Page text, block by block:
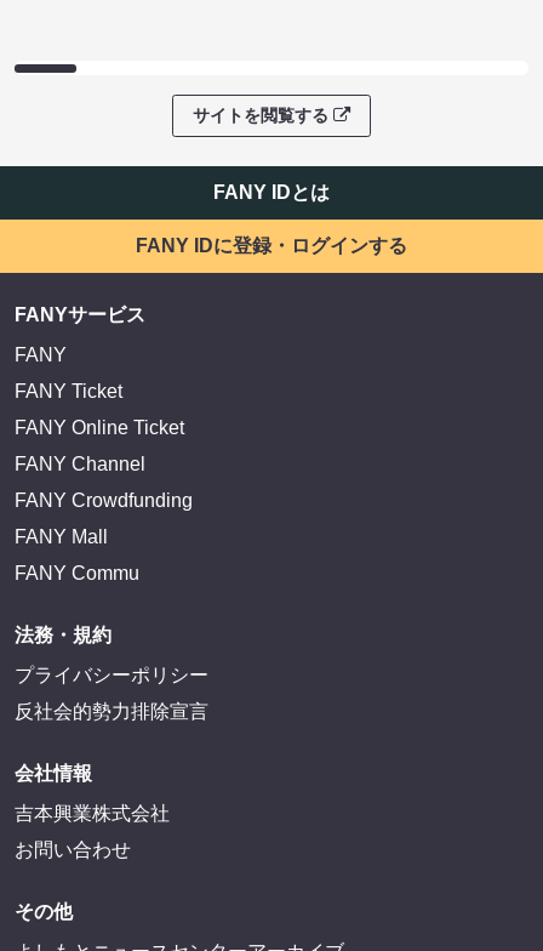
サイトを閲覧する
FANY IDとは
FANY IDに登録・ログインする
FANYサービス
FANY
FANY Ticket
FANY Online Ticket
FANY Channel
FANY Crowdfunding
FANY Mall
FANY Commu
法務・規約
プライバシーポリシー
反社会的勢力排除宣言
会社情報
吉本興業株式会社
お問い合わせ
その他